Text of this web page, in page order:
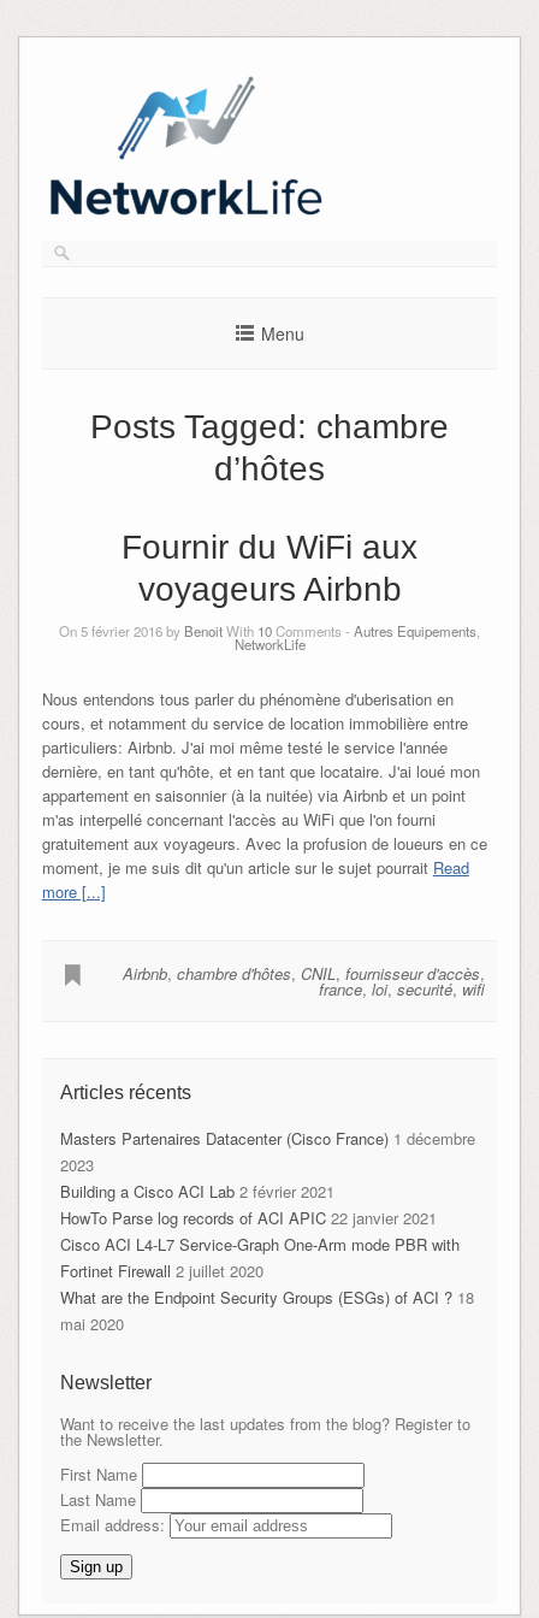
Menu
Posts Tagged: chambre
d’hôtes
Fournir du WiFi aux
voyageurs Airbnb
On 5 février 2016 by BenoitWith 10Comments - Autres Equipements
NetworkLife
Nous entendons tous parler du phénomène d'uberisation en
cours, et notamment du service de location immobilière entre
particuliers: Airbnb. J'ai moi même testé le service l'année
dernière, en tant qu'hôte, et en tant que locataire. J'ai loué mon
appartement en saisonnier (à la nuitée) via Airbnb et un point
m'as interpellé concernant l'accès au WiFi que l'on fourni
gratuitement aux voyageurs. Avec la profusion de loueurs en ce
moment, je me suis dit qu'un article sur le sujet pourrait Read
more [...]
Airbnb,chambre d'hôtes, CNIL ,fournisseur d'accès,
france,loi,securité, wifi
Articles récents
Masters Partenaires Datacenter (Cisco France) 1 décembre
2023
Building a Cisco ACI Lab 2 février 2021
HowTo Parse log records of ACI APIC 22 janvier 2021
Cisco ACI L4-L7 Service-Graph One-Arm mode PBR with
Fortinet Firewall 2 juillet 2020
What are the Endpoint Security Groups (ESGs) of ACI ? 18
mai 2020
Newsletter
Want to receive the last updates from the blog? Register to
the Newsletter.
First Name
Last Name
Email address: